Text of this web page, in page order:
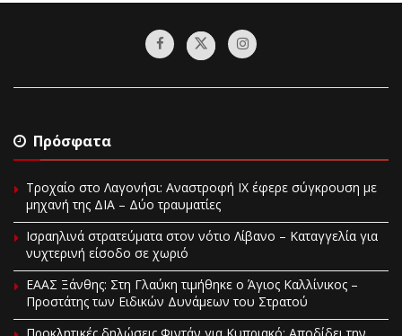
Πρόσφατα
Τροχαίο στο Λαγονήσι: Αναστροφή ΙΧ έφερε σύγκρουση με
μηχανή της ΔΙΑ – Δύο τραυματίες
Ισραηλινά στρατεύματα στον νότιο Λίβανο – Καταγγελία για
νυχτερινή είσοδο σε χωριό
EAAΣ Ξάνθης: Στη Γλαύκη τιμήθηκε ο Άγιος Καλλίνικος –
Προστάτης των Ειδικών Δυνάμεων του Στρατού
Προκλητικές δηλώσεις Φιντάν για Κυπριακό: Αποδίδει την